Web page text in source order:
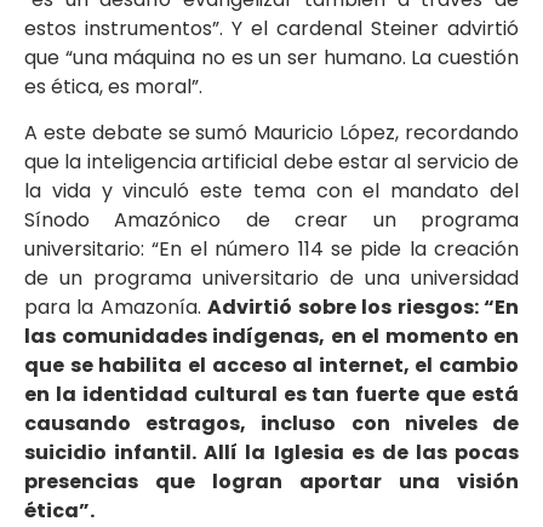
estos instrumentos”. Y el cardenal Steiner advirtió
que “una máquina no es un ser humano. La cuestión
es ética, es moral”.
A este debate se sumó Mauricio López, recordando
que la inteligencia artificial debe estar al servicio de
la vida y vinculó este tema con el mandato del
Sínodo Amazónico de crear un programa
universitario: “En el número 114 se pide la creación
de un programa universitario de una universidad
para la Amazonía.Advirtió sobre los riesgos: “En
las comunidades indígenas, en el momento en
que se habilita el acceso al internet, el cambio
en la identidad cultural es tan fuerte que está
causando estragos, incluso con niveles de
suicidio infantil. Allí la Iglesia es de las pocas
presencias que logran aportar una visión
ética”.